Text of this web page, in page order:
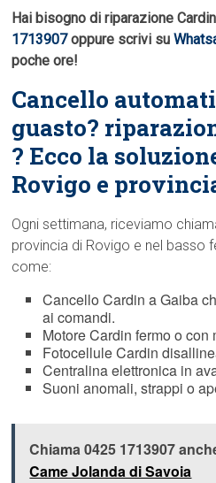
Hai bisogno di riparazione
1713907oppure scrivi su
poche ore!
Cancello
guasto?
? Ecco la
Rovigo e
Ogni settimana, riceviamo
provincia di Rovigo e nel basso
come:
Cancello Cardin a Gaiba
ai comandi.
Motore Cardin fermo o con
Fotocellule Cardin
Centralina elettronica in
Suoni anomali, strappi o
Chiama 0425 1713907
Came Jolanda di Savoia